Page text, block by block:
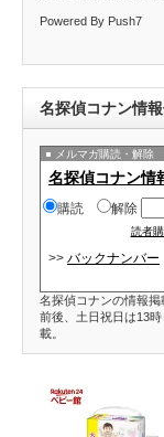
Powered By Push7
名探偵コナン情
メルマガ購読・解除
名探偵コナン情
購読 解除
読者
>> バックナンバー
名探偵コナンの情報
前後、土日祝日は13
載。